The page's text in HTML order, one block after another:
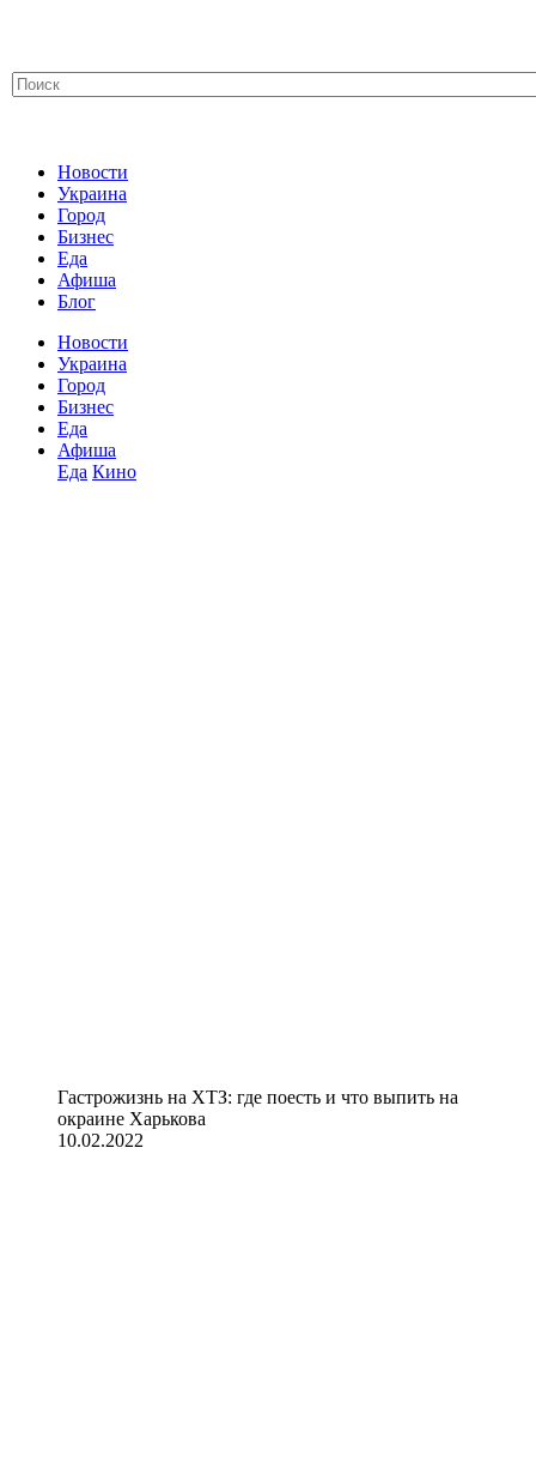
Новости
Украина
Город
Бизнес
Еда
Афиша
Блог
Новости
Украина
Город
Бизнес
Еда
Афиша
Еда Кино
Гастрожизнь на ХТЗ: где поесть и что выпить на
окраине Харькова
10.02.2022